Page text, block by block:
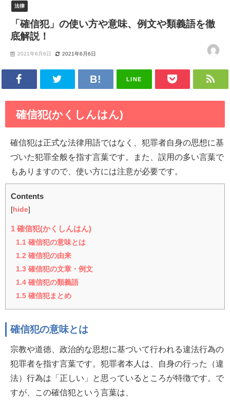
法律
「確信犯」の使い方や意味、例文や類義語を徹
底解説！
2021年6月6日 2021年6月6日
LINE
確信犯(かくしんはん)
確信犯は正式な法律用語ではなく、犯罪者自身の思想に基
づいた犯罪全般を指す言葉です。また、誤用の多い言葉で
もありますので、使い方には注意が必要です。
Contents
[ hide]
1 確信犯(かくしんはん)
1.1 確信犯の意味とは
1.2 確信犯の由来
1.3 確信犯の文章・例文
1.4 確信犯の類義語
1.5 確信犯まとめ
確信犯の意味とは
宗教や道徳、政治的な思想に基づいて行われる違法行為の
犯罪者を指す言葉です。犯罪者本人は、自身の行った（違
法）行為は「正しい」と思っているところが特徴です。で
すが、この確信犯という言葉は、